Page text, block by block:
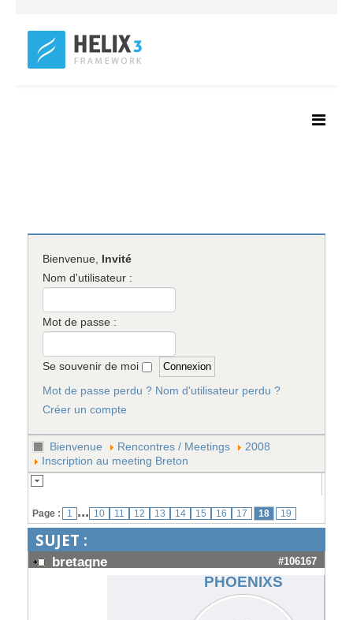
Bienvenue, Invité
Nom d'utilisateur :
Mot de passe :
Se souvenir de moi
Mot de passe perdu ? Nom d'utilisateur perdu ?
Créer un compte
Bienvenue Rencontres / Meetings
2008
Inscription au meeting Breton
Page : 1 ... 10 11 12 13 14 15 16 17 18 19
SUJET :
bretagne #106167
PHOENIXS